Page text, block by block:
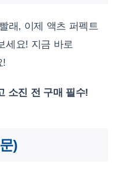
래, 이제 액츠 퍼펙트
세요! 지금 바로
!
소진 전 구매 필수!
)